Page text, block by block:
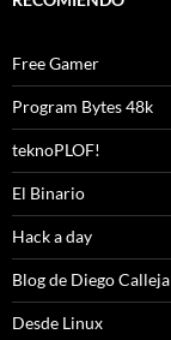
Free Gamer
Program Bytes 48k
teknoPLOF!
El Binario
Hack a day
Blog de Diego Calleja
Desde Linux